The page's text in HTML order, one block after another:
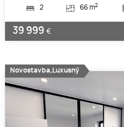
2 66 m2
39 999 €
Novostavba,Luxusný